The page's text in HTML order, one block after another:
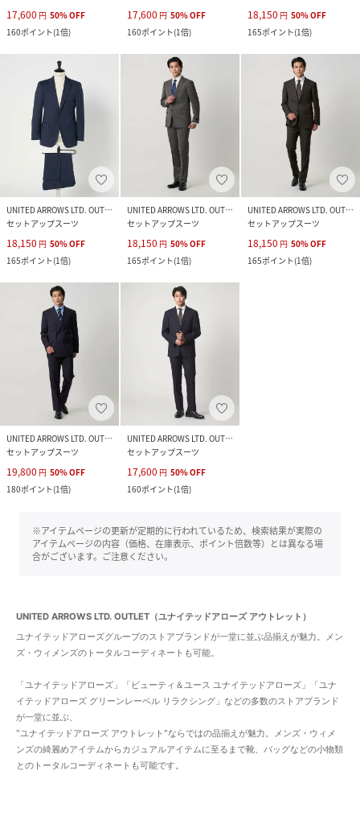
17,600 円 50%OFF
160ポイント(1倍)
17,600 円 50%OFF
160ポイント(1倍)
18,150 円 50%OFF
165ポイント(1倍)
UNITED ARROWS LTD. OUTLET
セットアップスーツ
18,150 円 50%OFF
165ポイント(1倍)
UNITED ARROWS LTD. OUTLET
セットアップスーツ
18,150 円 50%OFF
165ポイント(1倍)
UNITED ARROWS LTD. OUTLET
セットアップスーツ
18,150 円 50%OFF
165ポイント(1倍)
UNITED ARROWS LTD. OUTLET
セットアップスーツ
19,800 円 50%OFF
180ポイント(1倍)
UNITED ARROWS LTD. OUTLET
セットアップスーツ
17,600 円 50%OFF
160ポイント(1倍)
※アイテムページの更新が定期的に行われているため、検索結果が実際の
アイテムページの内容（価格、在庫表示、ポイント倍数等）とは異なる場
合がございます。ご注意ください。
UNITED ARROWS LTD. OUTLET（ユナイテッドアローズ アウトレット）
ユナイテッドアローズグループのストアブランドが一堂に並ぶ品揃えが魅力。メン
ズ・ウィメンズのトータルコーディネートも可能。
「ユナイテッドアローズ」「ビューティ＆ユース ユナイテッドアローズ」「ユナ
イテッドアローズ グリーンレーベル リラクシング」などの多数のストアブランド
が一堂に並ぶ、
"ユナイテッドアローズ アウトレット"ならではの品揃えが魅力。メンズ・ウィメ
ンズの綺麗めアイテムからカジュアルアイテムに至るまで靴、バッグなどの小物類
とのトータルコーディネートも可能です。